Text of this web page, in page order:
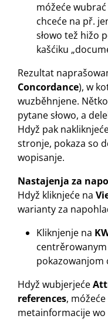
móžeće
chceće na př.
słowo tež hižo
kašćiku
Rezultat
Concordance), w
wuzběhnjene.
pytane słowo, a
Hdyž pak
stronje, pokaza so
wopisanje.
Nastajenja za
Hdyž kliknjeće na
warianty za
Kliknjenje na
pokazowanjom
Hdyž wubjerjeće
references,
metainformacije wo